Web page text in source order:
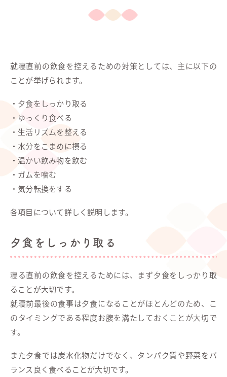
就寝直前の飲食を控えるための対策としては、主に以下の
ことが挙げられます。
・夕食をしっかり取る
・ゆっくり食べる
・生活リズムを整える
・水分をこまめに摂る
・温かい飲み物を飲む
・ガムを噛む
・気分転換をする
各項目について詳しく説明します。
夕食をしっかり取る
寝る直前の飲食を控えるためには、まず夕食をしっかり取
ることが大切です。
就寝前最後の食事は夕食になることがほとんどのため、こ
のタイミングである程度お腹を満たしておくことが大切で
す。
また夕食では炭水化物だけでなく、タンパク質や野菜をバ
ランス良く食べることが大切です。